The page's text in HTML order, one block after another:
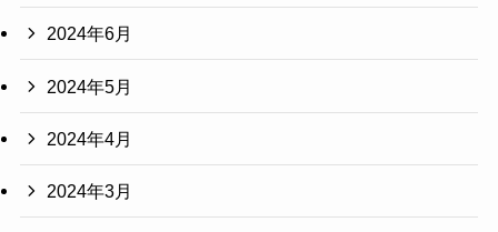
2024年6月
2024年5月
2024年4月
2024年3月